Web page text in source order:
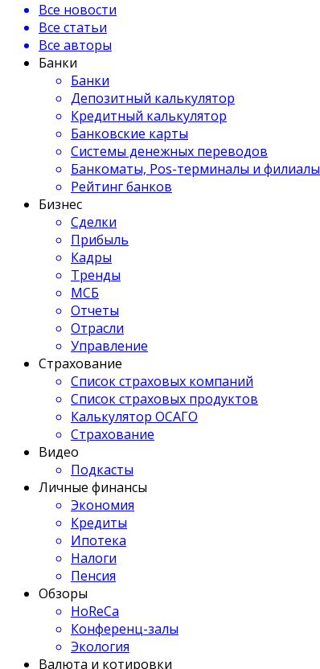
Все новости
Все статьи
Все авторы
Банки
Банки
Депозитный калькулятор
Кредитный калькулятор
Банковские карты
Системы денежных переводов
Банкоматы, Pos-терминалы и филиалы
Рейтинг банков
Бизнес
Сделки
Прибыль
Кадры
Тренды
МСБ
Отчеты
Отрасли
Управление
Страхование
Список страховых компаний
Список страховых продуктов
Калькулятор ОСАГО
Страхование
Видео
Подкасты
Личные финансы
Экономия
Кредиты
Ипотека
Налоги
Пенсия
Обзоры
HoReCa
Конференц-залы
Экология
Валюта и котировки